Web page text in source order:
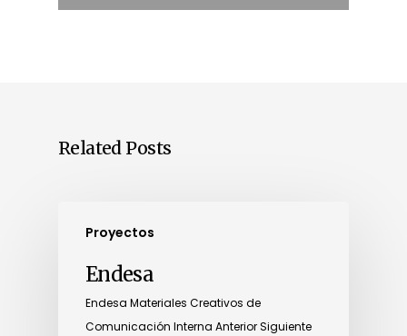
Related Posts
Proyectos
Endesa
Endesa Materiales Creativos de
Comunicación Interna Anterior Siguiente